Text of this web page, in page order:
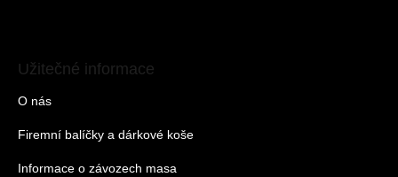
Užitečné informace
O nás
Firemní balíčky a dárkové koše
Informace o závozech masa